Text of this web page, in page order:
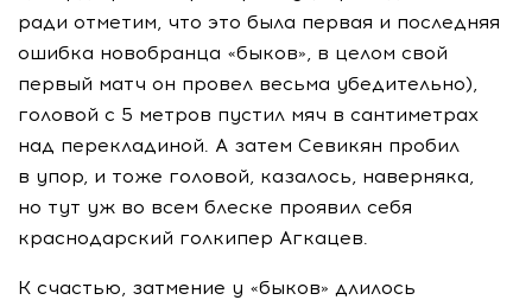
ради отметим, что это была первая и последняя
ошибка новобранца «быков», в целом свой
первый матч он провел весьма убедительно),
головой с 5 метров пустил мяч в сантиметрах
над перекладиной. А затем Севикян пробил
в упор, и тоже головой, казалось, наверняка,
но тут уж во всем блеске проявил себя
краснодарский голкипер Агкацев.
К счастью, затмение у «быков» длилось